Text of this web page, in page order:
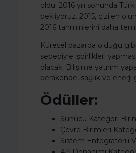
oldu. 2016 yılı sonunda
bekliyoruz. 2015, çizilen
2016 tahminlerini daha
Küresel pazarda olduğu
sebebiyle işbirlikleri
olacak. Bilişime yatırım
perakende, sağlık ve enerji
Ödüller:
Sunucu Kategori
Çevre Birimleri
Sistem Entegratörü